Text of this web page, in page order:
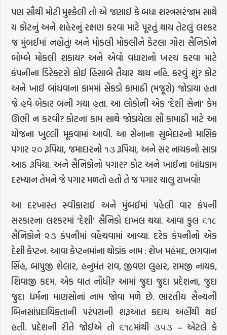
પણ સૌથી મોટી મુશ્કેલી તો એ જણાઈ કે બધા શસ્ત્રસરંજામ સાથે
ય કોટનું અને શહેરનું રક્ષણ કરવા માટે પૂરતું થાય તેટલું લશ્કર
જ મુંબઈમાં નહોતું! અને મોકલી મોકલીને કેટલા ગોરા સૈનિકોને
બોમ્બે મોકલી શકાય? અને એવો વધારાનો ખરચ કરવા માટે
કંપનીના ડિરેક્ટરો કોઈ હિસાબે તૈયાર થાય નહિ. કરવું શું? કોટ
અને ખાઈ બાંધવાના કામમાં સેંકડો કામાઠી (મજૂરો) જોડાયા હતા
જે હવે બેકાર બની ગયા હતા. આ લોકોની એક ‘દેશી સેના’ કેમ
ઊભી ન કરવી? કોટના કામ સાથે જોડાયેલા સૌ કામાઠી માટે આ
યોજના ખુલ્લી મૂકવામાં આવી. આ સેનાના સુબેદારનો માસિક
પગાર ૨૦ રૂપિયા, જમાદારનો ૧૩ રૂપિયા, અને સર નાયકનો સાડા
આઠ રૂપિયા. અને સૈનિકોનો પગાર? કોટ અને ખાઈના બાંધકામ
દરમ્યાન તેમને જે પગાર મળતો હતો તે જ પગાર ચાલુ રાખવો!
આ દરખાસ્ત સ્વીકારાઈ અને મુંબઈમાં પહેલી વાર કંપની
સરકારના લશ્કરમાં ‘દેશી’ સૈનિકો દાખલ થયા. આવા કુલ ૬૧૮
સૈનિકોને ૨૩ કંપનીમાં વહેંચવામાં આવ્યા. દરેક કંપનીનો એક
દેશી કેપ્ટન. આવા કેપ્ટનમાંના થોડાંક નામ : શેખ મહંમદ, ભગવાન
સિંહ, બાપુજી શેલાર, હનુમંત રાવ, જીવણ લુહાર, રામજી નાયક,
શિવાજી કદમ. એક વાત નોંધી? આમાં જુદા જુદા પ્રદેશના, જુદા
જુદા ધર્મના માણસોનાં નામ જોવા મળે છે. ભારતીય સૈન્યની
બિનસાંપ્રદાયિકતાની પરંપરાની શરૂઆત કદાચ અહીંથી થઈ
હતી. પ્રદેશની રીતે જોઈએ તો ૬૧૮માંથી ૩૫૩ – એટલે કે